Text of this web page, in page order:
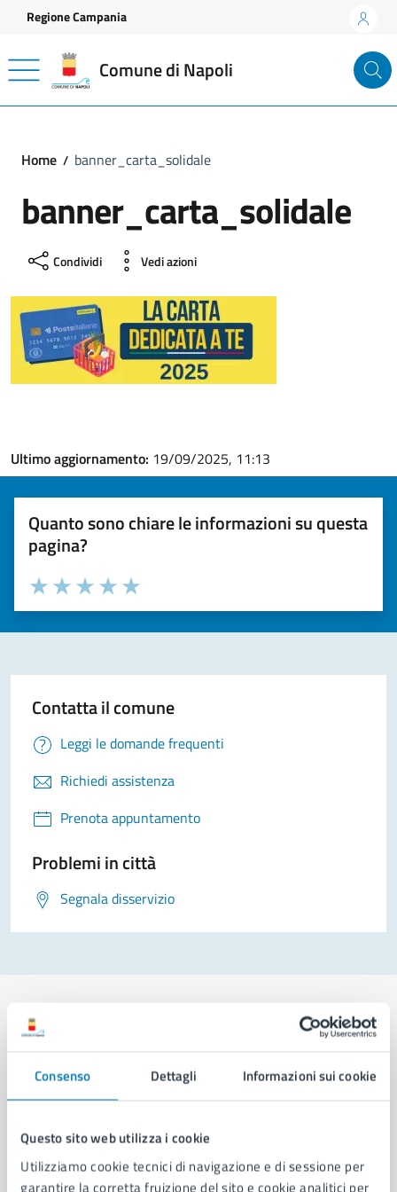
Consenso Dettagli Informazioni sui cookie
Questo sito web utilizza i cookie
Utilizziamo cookie tecnici di navigazione e di sessione per
garantire la corretta fruizione del sito e cookie analitici per
Vai ai contenuti
Vai al footer
Regione Campania
Comune di Napoli
Home banner_carta_solidale
banner_carta_solidale
Condividi Vedi azioni
Ultimo aggiornamento: 19/09/2025, 11:13
Quanto sono chiare le informazioni su questa
pagina?
Valuta la chiarezza delle informazioni (da 1 a 5 stelle)
Seleziona il numero di stelle per valutare la chiarezza delle
Valuta 5 stelle su 5
Valuta 4 stelle su 5
Valuta 3 stelle su 5
Valuta 2 stelle su 5
Valuta 1 stelle su 5
Contatta il comune
Leggi le domande frequenti
Richiedi assistenza
Prenota appuntamento
Problemi in città
Segnala disservizio
Comune di Napoli
Organi di governo